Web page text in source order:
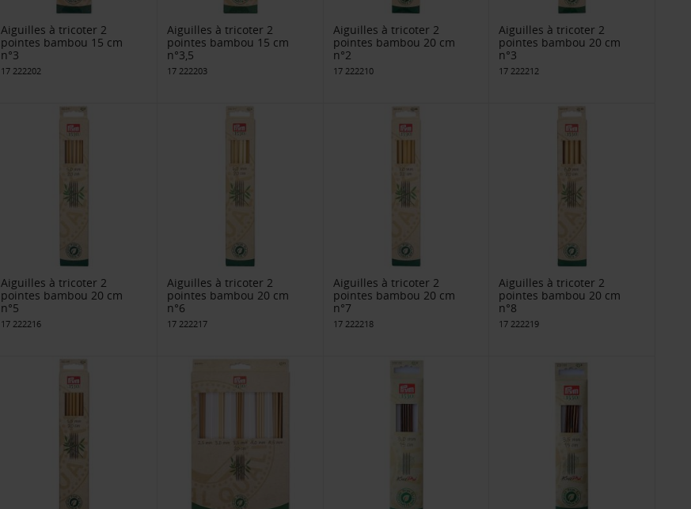
Aiguilles à tricoter 2
pointes bambou 15 cm
n°3
17 222202
Aiguilles à tricoter 2
pointes bambou 15 cm
n°3,5
17 222203
Aiguilles à tricoter 2
pointes bambou 20 cm
n°2
17 222210
Aiguilles à tricoter 2
pointes bambou 20 cm
n°3
17 222212
Aiguilles à tricoter 2
pointes bambou 20 cm
n°5
17 222216
Aiguilles à tricoter 2
pointes bambou 20 cm
n°6
17 222217
Aiguilles à tricoter 2
pointes bambou 20 cm
n°7
17 222218
Aiguilles à tricoter 2
pointes bambou 20 cm
n°8
17 222219